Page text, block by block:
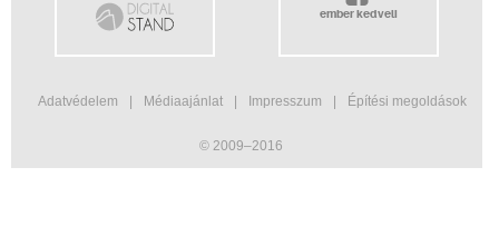
ember kedveli
Adatvédelem Médiaajánlat Impresszum Építési megoldások
© 2009–2016